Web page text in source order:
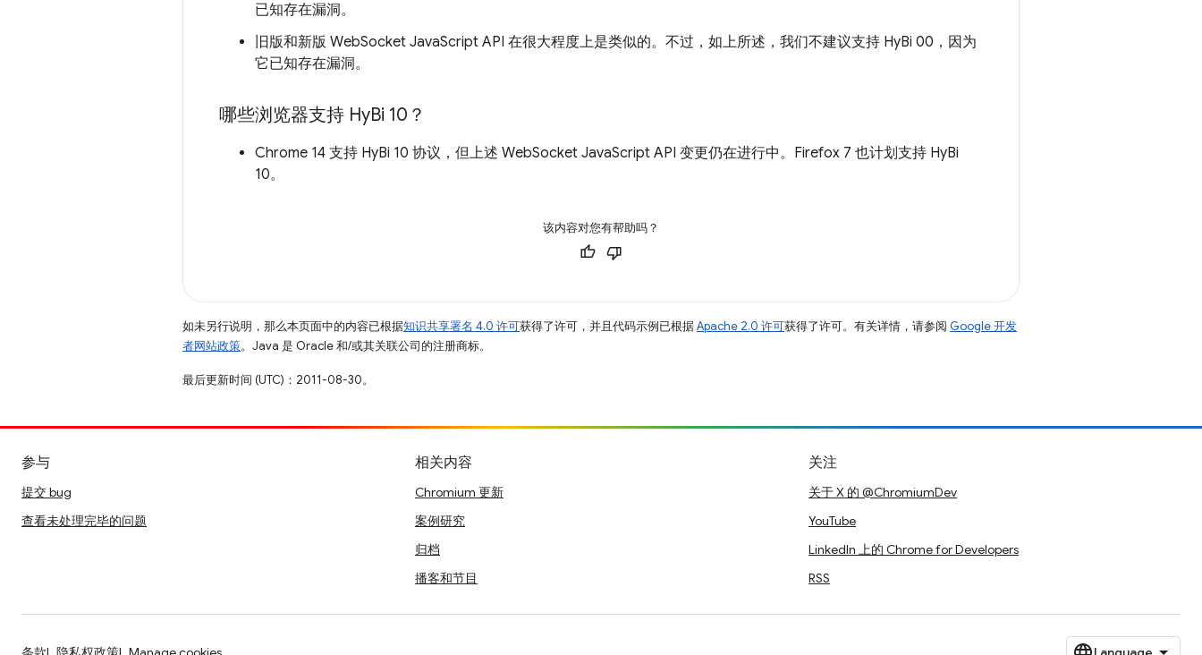
已知存在漏洞。
旧版和新版 WebSocket JavaScript API 在很大程度上是类似的。不过，如上所述，我们不建议支持 HyBi 00，因为
它已知存在漏洞。
哪些浏览器支持 HyBi 10？
Chrome 14 支持 HyBi 10 协议，但上述 WebSocket JavaScript API 变更仍在进行中。Firefox 7 也计划支持 HyBi
10。
该内容对您有帮助吗？
如未另行说明，那么本页面中的内容已根据知识共享署名 4.0 许可获得了许可，并且代码示例已根据Apache 2.0 许可获得了许可。有关详情，请参阅 Google 开发
者网站政策。Java 是 Oracle 和/或其关联公司的注册商标。
最后更新时间 (UTC)：2011-08-30。
参与
提交 bug
查看未处理完毕的问题
相关内容
Chromium 更新
案例研究
归档
播客和节目
关注
关于 X 的 @ChromiumDev
YouTube
LinkedIn 上的 Chrome for Developers
RSS